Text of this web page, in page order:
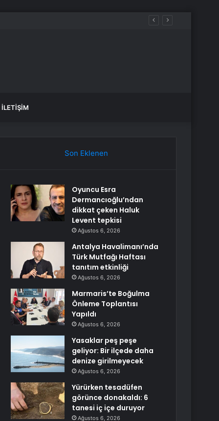
İLETIŞIM
Son Eklenen
Oyuncu Esra
Dermancıoğlu’ndan
dikkat çeken Haluk
Levent tepkisi
Ağustos 6, 2026
Antalya Havalimanı’nda
Türk Mutfağı Haftası
tanıtım etkinliği
Ağustos 6, 2026
Marmaris’te Boğulma
Önleme Toplantısı
Yapıldı
Ağustos 6, 2026
Yasaklar peş peşe
geliyor: Bir ilçede daha
denize girilmeyecek
Ağustos 6, 2026
Yürürken tesadüfen
görünce donakaldı: 6
tanesi iç içe duruyor
Ağustos 6, 2026